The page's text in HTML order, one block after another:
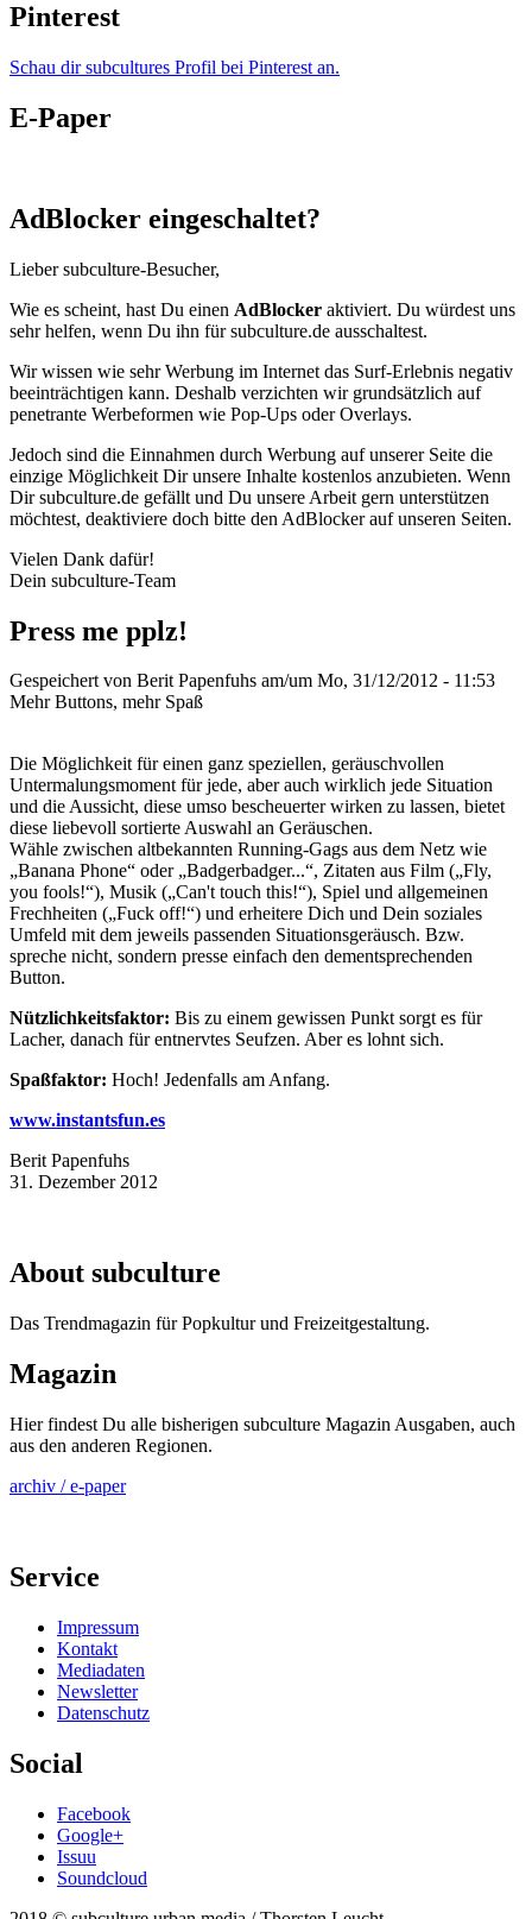
Pinterest
Schau dir subcultures Profil bei Pinterest an.
E-Paper
AdBlocker eingeschaltet?
Lieber subculture-Besucher,
Wie es scheint, hast Du einen AdBlocker aktiviert. Du würdest uns
sehr helfen, wenn Du ihn für subculture.de ausschaltest.
Wir wissen wie sehr Werbung im Internet das Surf-Erlebnis negativ
beeinträchtigen kann. Deshalb verzichten wir grundsätzlich auf
penetrante Werbeformen wie Pop-Ups oder Overlays.
Jedoch sind die Einnahmen durch Werbung auf unserer Seite die
einzige Möglichkeit Dir unsere Inhalte kostenlos anzubieten. Wenn
Dir subculture.de gefällt und Du unsere Arbeit gern unterstützen
möchtest, deaktiviere doch bitte den AdBlocker auf unseren Seiten.
Vielen Dank dafür!
Dein subculture-Team
Press me pplz!
Gespeichert von Berit Papenfuhs am/um Mo, 31/12/2012 - 11:53
Mehr Buttons, mehr Spaß
Die Möglichkeit für einen ganz speziellen, geräuschvollen
Untermalungsmoment für jede, aber auch wirklich jede Situation
und die Aussicht, diese umso bescheuerter wirken zu lassen, bietet
diese liebevoll sortierte Auswahl an Geräuschen.
Wähle zwischen altbekannten Running-Gags aus dem Netz wie
„Banana Phone“ oder „Badgerbadger...“, Zitaten aus Film („Fly,
you fools!“), Musik („Can't touch this!“), Spiel und allgemeinen
Frechheiten („Fuck off!“) und erheitere Dich und Dein soziales
Umfeld mit dem jeweils passenden Situationsgeräusch. Bzw.
spreche nicht, sondern presse einfach den dementsprechenden
Button.
Nützlichkeitsfaktor: Bis zu einem gewissen Punkt sorgt es für
Lacher, danach für entnervtes Seufzen. Aber es lohnt sich.
Spaßfaktor: Hoch! Jedenfalls am Anfang.
www.instantsfun.es
Berit Papenfuhs
31. Dezember 2012
About subculture
Das Trendmagazin für Popkultur und Freizeitgestaltung.
Magazin
Hier findest Du alle bisherigen subculture Magazin Ausgaben, auch
aus den anderen Regionen.
archiv / e-paper
Service
Impressum
Kontakt
Mediadaten
Newsletter
Datenschutz
Social
Facebook
Google+
Issuu
Soundcloud